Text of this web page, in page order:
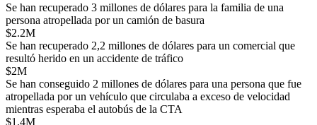
Se han recuperado 3 millones de dólares para la familia de una
persona atropellada por un camión de basura
$2.2M
Se han recuperado 2,2 millones de dólares para un comercial que
resultó herido en un accidente de tráfico
$2M
Se han conseguido 2 millones de dólares para una persona que fue
atropellada por un vehículo que circulaba a exceso de velocidad
mientras esperaba el autobús de la CTA
$1.4M